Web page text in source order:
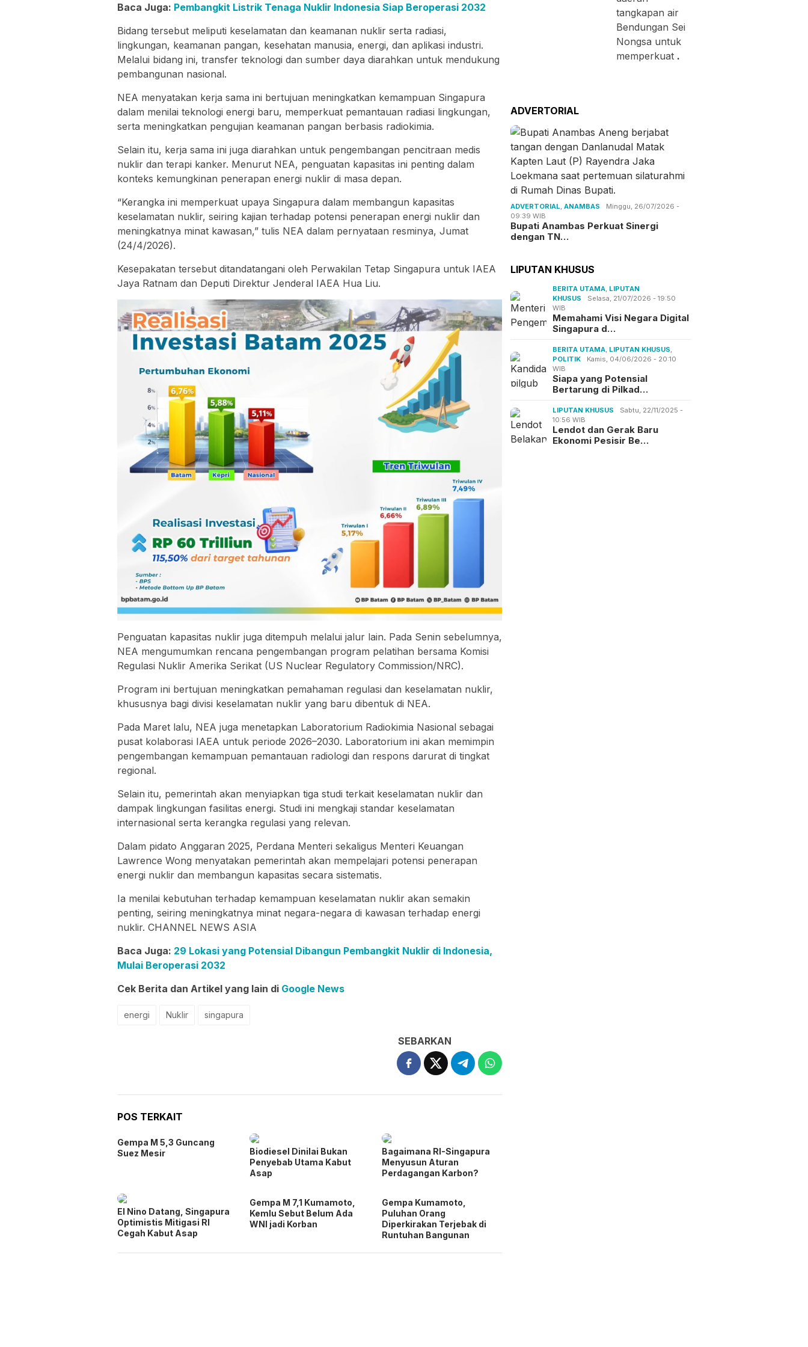
Baca Juga: Pembangkit Listrik Tenaga Nuklir Indonesia Siap Beroperasi 2032
Bidang tersebut meliputi keselamatan dan keamanan nuklir serta radiasi,
lingkungan, keamanan pangan, kesehatan manusia, energi, dan aplikasi industri.
Melalui bidang ini, transfer teknologi dan sumber daya diarahkan untuk mendukung
pembangunan nasional.
NEA menyatakan kerja sama ini bertujuan meningkatkan kemampuan Singapura
dalam menilai teknologi energi baru, memperkuat pemantauan radiasi lingkungan,
serta meningkatkan pengujian keamanan pangan berbasis radiokimia.
Selain itu, kerja sama ini juga diarahkan untuk pengembangan pencitraan medis
nuklir dan terapi kanker. Menurut NEA, penguatan kapasitas ini penting dalam
konteks kemungkinan penerapan energi nuklir di masa depan.
“Kerangka ini memperkuat upaya Singapura dalam membangun kapasitas
keselamatan nuklir, seiring kajian terhadap potensi penerapan energi nuklir dan
meningkatnya minat kawasan,” tulis NEA dalam pernyataan resminya, Jumat
(24/4/2026).
Kesepakatan tersebut ditandatangani oleh Perwakilan Tetap Singapura untuk IAEA
Jaya Ratnam dan Deputi Direktur Jenderal IAEA Hua Liu.
Penguatan kapasitas nuklir juga ditempuh melalui jalur lain. Pada Senin sebelumnya,
NEA mengumumkan rencana pengembangan program pelatihan bersama Komisi
Regulasi Nuklir Amerika Serikat (US Nuclear Regulatory Commission/NRC).
Program ini bertujuan meningkatkan pemahaman regulasi dan keselamatan nuklir,
khususnya bagi divisi keselamatan nuklir yang baru dibentuk di NEA.
Pada Maret lalu, NEA juga menetapkan Laboratorium Radiokimia Nasional sebagai
pusat kolaborasi IAEA untuk periode 2026–2030. Laboratorium ini akan memimpin
pengembangan kemampuan pemantauan radiologi dan respons darurat di tingkat
regional.
Selain itu, pemerintah akan menyiapkan tiga studi terkait keselamatan nuklir dan
dampak lingkungan fasilitas energi. Studi ini mengkaji standar keselamatan
internasional serta kerangka regulasi yang relevan.
Dalam pidato Anggaran 2025, Perdana Menteri sekaligus Menteri Keuangan
Lawrence Wong menyatakan pemerintah akan mempelajari potensi penerapan
energi nuklir dan membangun kapasitas secara sistematis.
Ia menilai kebutuhan terhadap kemampuan keselamatan nuklir akan semakin
penting, seiring meningkatnya minat negara-negara di kawasan terhadap energi
nuklir. CHANNEL NEWS ASIA
Baca Juga: 29 Lokasi yang Potensial Dibangun Pembangkit Nuklir di Indonesia,
Mulai Beroperasi 2032
Cek Berita dan Artikel yang lain di Google News
energi Nuklir singapura
SEBARKAN
POS TERKAIT
Gempa M 5,3 Guncang
Suez Mesir
Biodiesel Dinilai Bukan
Penyebab Utama Kabut
Asap
Bagaimana RI-Singapura
Menyusun Aturan
Perdagangan Karbon?
El Nino Datang, Singapura
Optimistis Mitigasi RI
Cegah Kabut Asap
Gempa M 7,1 Kumamoto,
Kemlu Sebut Belum Ada
WNI jadi Korban
Gempa Kumamoto,
Puluhan Orang
Diperkirakan Terjebak di
Runtuhan Bangunan
tangkapan air
Bendungan Sei
Nongsa untuk
memperkuat .
ADVERTORIAL
ADVERTORIAL ,ANAMBAS
Minggu, 26/07/2026 -
09:39 WIB
Bupati Anambas Perkuat Sinergi
dengan TN…
LIPUTAN KHUSUS
BERITA UTAMA LIPUTAN
KHUSUS
Selasa, 21/07/2026 - 19:50
WIB
Memahami Visi Negara Digital
Singapura d…
BERITA UTAMA LIPUTAN KHUSUS
POLITIK
Kamis, 04/06/2026 - 20:10
WIB
Siapa yang Potensial
Bertarung di Pilkad…
LIPUTAN KHUSUS
Sabtu, 22/11/2025 -
10:56 WIB
Lendot dan Gerak Baru
Ekonomi Pesisir Be…